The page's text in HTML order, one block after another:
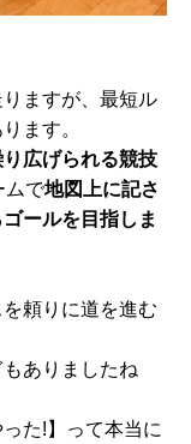
ますが、最短ル
ます。
広げられる競技
ムで地図上に記さ
ールを目指しま
頼りに道を進む
ありましたね
た!】って本当に